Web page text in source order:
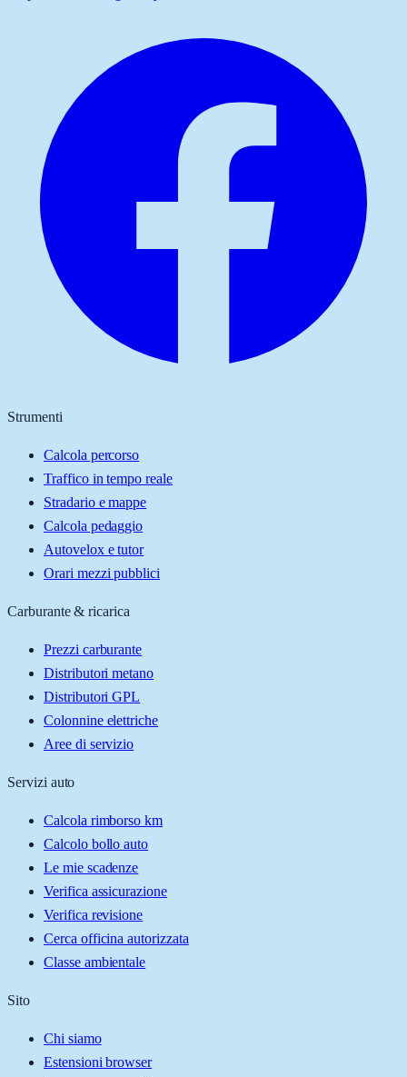
Strumenti
Calcola percorso
Traffico in tempo reale
Stradario e mappe
Calcola pedaggio
Autovelox e tutor
Orari mezzi pubblici
Carburante & ricarica
Prezzi carburante
Distributori metano
Distributori GPL
Colonnine elettriche
Aree di servizio
Servizi auto
Calcola rimborso km
Calcolo bollo auto
Le mie scadenze
Verifica assicurazione
Verifica revisione
Cerca officina autorizzata
Classe ambientale
Sito
Chi siamo
Estensioni browser